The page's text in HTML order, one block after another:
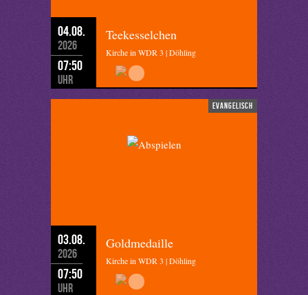
04.08.
2026
07:50
Uhr
Teekesselchen
Kirche in WDR 3 | Döhling
evangelisch
03.08.
2026
07:50
Uhr
Goldmedaille
Kirche in WDR 3 | Döhling